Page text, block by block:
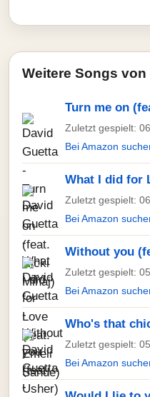
Weitere Songs
Turn me on
Zuletzt gespielt:
Bei Amazon
What I did for
Zuletzt gespielt:
Bei Amazon
Without you
Zuletzt gespielt:
Bei Amazon
Who's that
Zuletzt gespielt:
Bei Amazon